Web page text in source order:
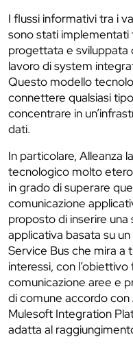
I flussi informativi tra i
sono stati implementati
progettata e sviluppata
lavoro di system
Questo modello
connettere qualsiasi
concentrare in
dati.
In particolare, Alleanza
tecnologico molto
in grado di superare
comunicazione
proposto di inserire
applicativa basata su
Service Bus che mira a
interessi, con
comunicazione aree e
di comune accordo con
Mulesoft Integration
adatta al